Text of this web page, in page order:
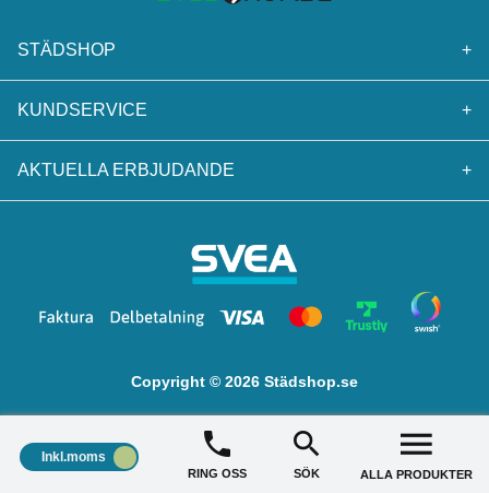
STÄDSHOP +
KUNDSERVICE +
AKTUELLA ERBJUDANDE +
Copyright © 2026 Städshop.se
Inkl.moms
RING OSS SÖK ALLA PRODUKTER